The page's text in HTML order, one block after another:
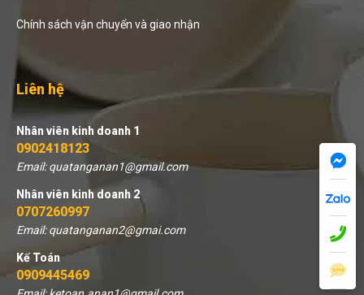
Chính sách vận chuyển và giao nhận
Liên hệ
Nhân viên kinh doanh 1
0902418123
Email: quatanganan1@gmail.com
Nhân viên kinh doanh 2
0707260997
Email: quatanganan2@gmai.com
Kế Toán
0909445469